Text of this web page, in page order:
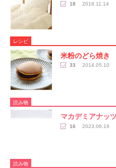
18 2018.11.14
レシピ
米粉のどら焼き
33 2014.05.10
読み物
マカデミアナッ
16 2023.06.19
読み物